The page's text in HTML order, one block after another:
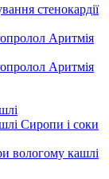
стенокардії
Аритмія
Аритмія
Сиропи і соки
вологому кашлі